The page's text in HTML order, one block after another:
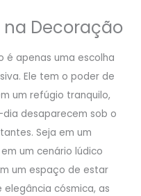
na Decoração
é apenas uma escolha
Ele tem o poder de
um refúgio tranquilo,
desaparecem sob o
Seja em um
um cenário lúdico
um espaço de estar
cósmica, as